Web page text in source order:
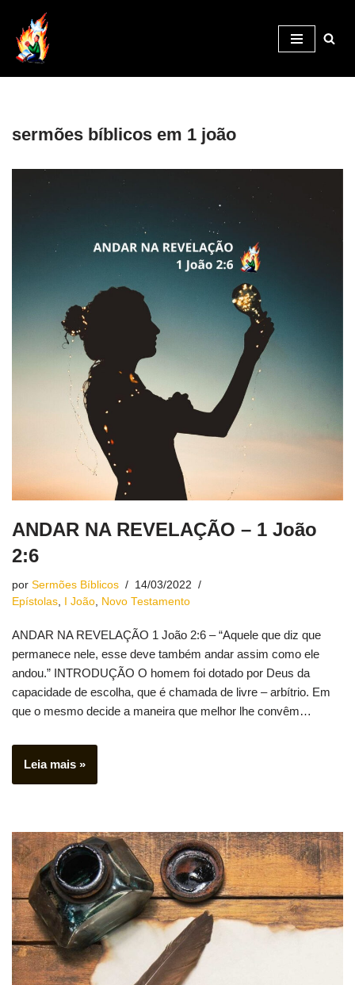
Pular
para
o
sermões bíblicos em 1 joão
ANDAR NA REVELAÇÃO – 1 João
2:6
por Sermões Bíblicos
14/03/2022
Epístolas, I João, Novo Testamento
ANDAR NA REVELAÇÃO 1 João 2:6 – “Aquele que diz que
permanece nele, esse deve também andar assim como ele
andou.” INTRODUÇÃO O homem foi dotado por Deus da
capacidade de escolha, que é chamada de livre – arbítrio. Em
que o mesmo decide a maneira que melhor lhe convêm…
Leia mais »